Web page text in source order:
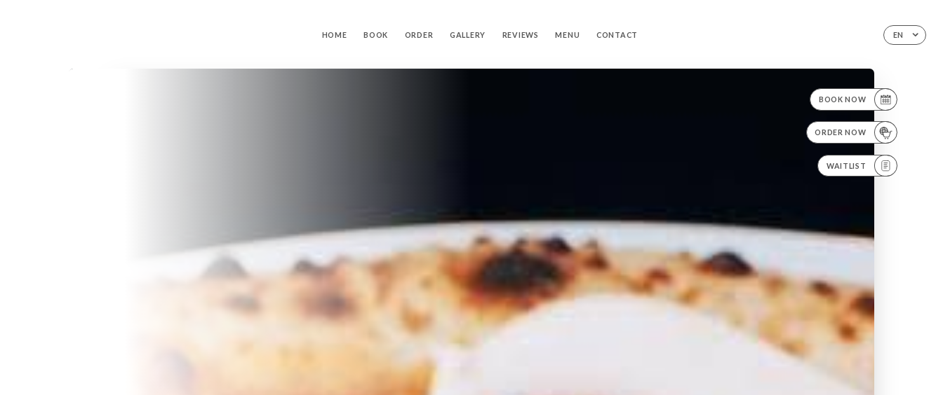
EN
HOME BOOK ORDER GALLERY REVIEWS MENU CONTACT
BOOK NOW
ORDER NOW
WAITLIST